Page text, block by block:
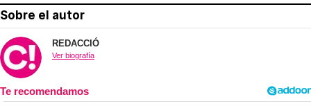
Sobre el autor
REDACCIÓ
Ver biografía